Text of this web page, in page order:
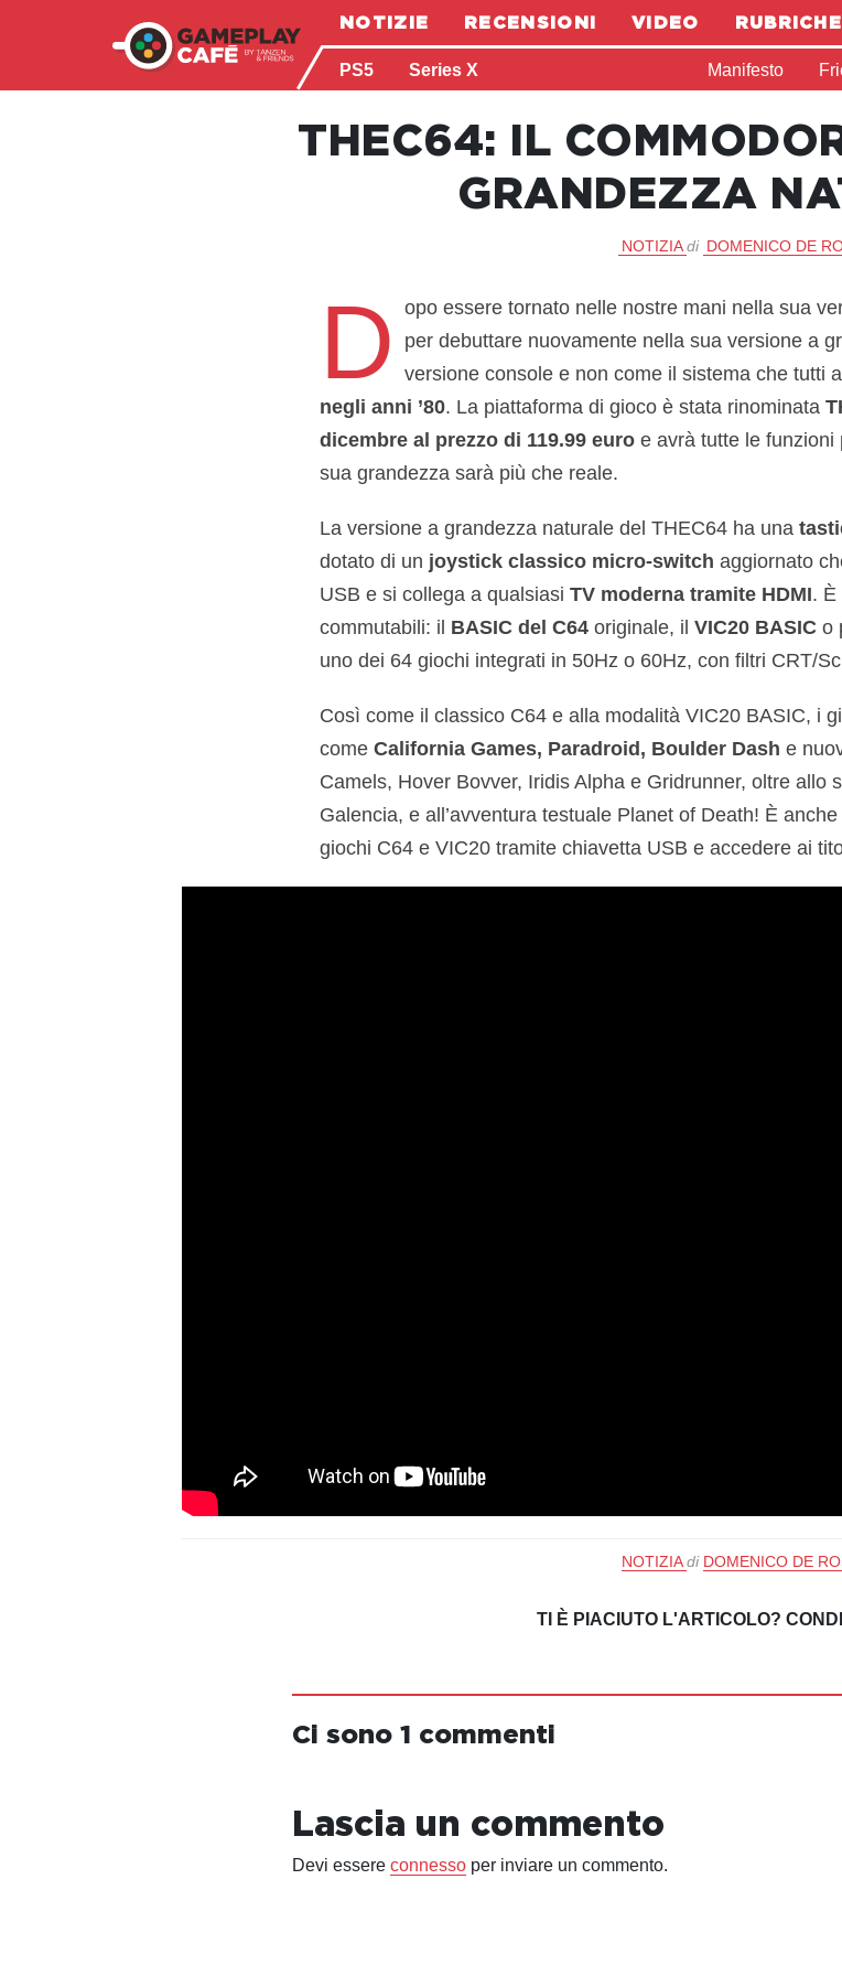
NOTIZIE RECENSIONI VIDEO RUBRICHE
PS5 Series X Manifesto
THEC64: IL
GRANDEZZA
NOTIZIA di DOMENICO DE
D opo essere tornato nelle nostre mani nella sua
per debuttare nuovamente nella sua versione a
versione console e non come il sistema che tutti
negli anni ’80. La piattaforma di gioco è stata rinominata
dicembre al prezzo di 119.99 euroe avrà tutte le funzioni
sua grandezza sarà più che reale.
La versione a grandezza naturale del THEC64 ha una
dotato di un joystick classico micro-switch aggiornato
USB e si collega a qualsiasi TV moderna tramite HDMI. È
commutabili: il BASIC del C64originale, il VIC20 BASICo
uno dei 64 giochi integrati in 50Hz o 60Hz, con filtri CRT/
Così come il classico C64 e alla modalità VIC20 BASIC, i
comeCalifornia Games, Paradroid, Boulder Dash e
Camels, Hover Bovver, Iridis Alpha e Gridrunner, oltre allo
Galencia, e all’avventura testuale Planet of Death! È
giochi C64 e VIC20 tramite chiavetta USB e accedere ai
NOTIZIA di DOMENICO DE
TI È PIACIUTO L'ARTICOLO?
Ci sono 1 commenti
Lascia un commento
Devi essere connessoper inviare un commento.